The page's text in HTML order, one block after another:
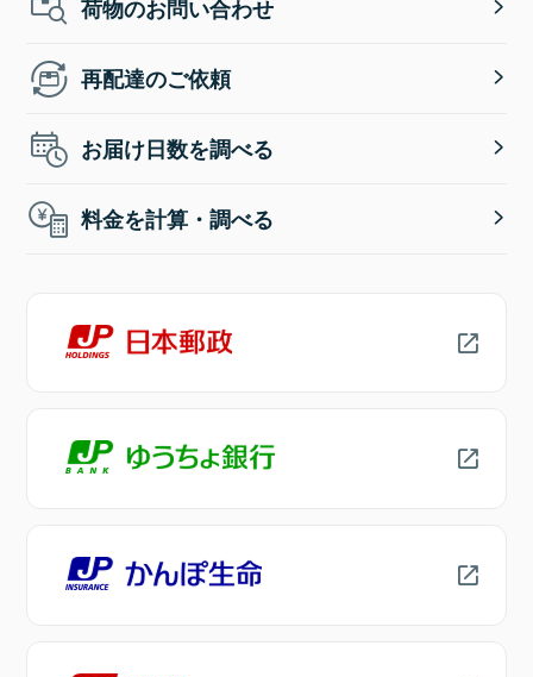
荷物のお問い合わせ
再配達のご依頼
お届け日数を調べる
料金を計算・調べる